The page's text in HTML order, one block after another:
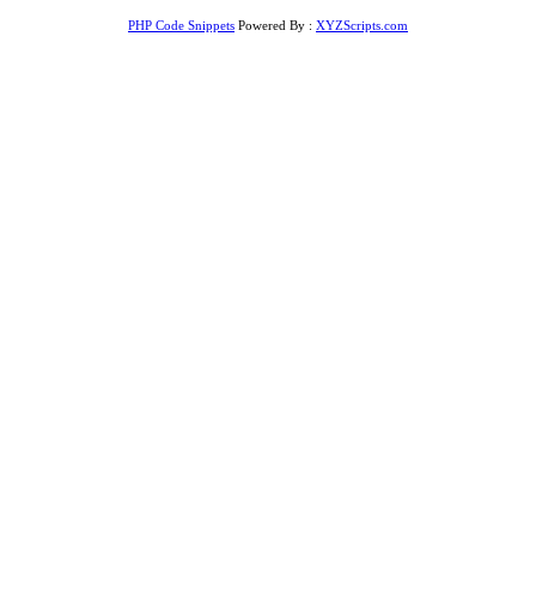
PHP Code Snippets Powered By : XYZScripts.com